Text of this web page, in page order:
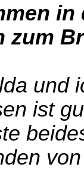
in
zum
und
ist